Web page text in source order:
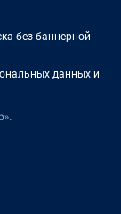
без баннерной
данных и